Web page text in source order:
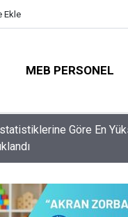
Ekle
MEB PERSONEL
Norm İhtiyacı Listesi